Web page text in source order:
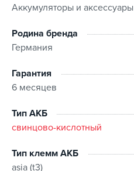
Аккумуляторы и аксессуары
Родина бренда
Германия
Гарантия
6 месяцев
Тип АКБ
свинцово-кислотный
Тип клемм АКБ
asia (t3)